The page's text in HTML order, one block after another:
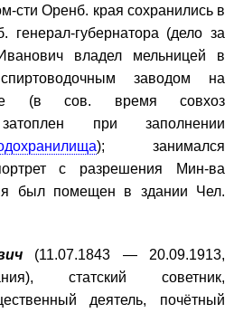
сти Оренб. края сохранились в
губернатора (дело за
владел мельницей в
заводом на
(в сов. время совхоз
затоплен при заполнении
); занимался
с разрешения Мин-ва
был помещен в здании Чел.
(11.07.1843 — 20.09.1913,
статский советник,
деятель, почётный